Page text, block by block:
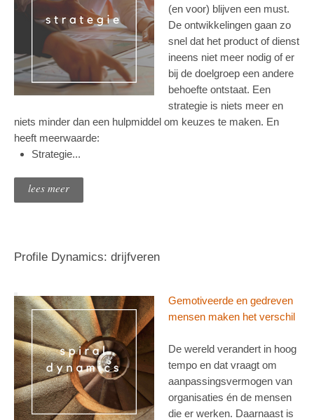
(en voor) blijven een must.
De ontwikkelingen gaan zo
snel dat het product of dienst
ineens niet meer nodig of er
bij de doelgroep een andere
behoefte ontstaat. Een
strategie is niets meer en
niets minder dan een hulpmiddel om keuzes te maken. En
heeft meerwaarde:
Strategie...
lees meer
Profile Dynamics: drijfveren
Gemotiveerde en gedreven
mensen maken het verschil
De wereld verandert in hoog
tempo en dat vraagt om
aanpassingsvermogen van
organisaties én de mensen
die er werken. Daarnaast is